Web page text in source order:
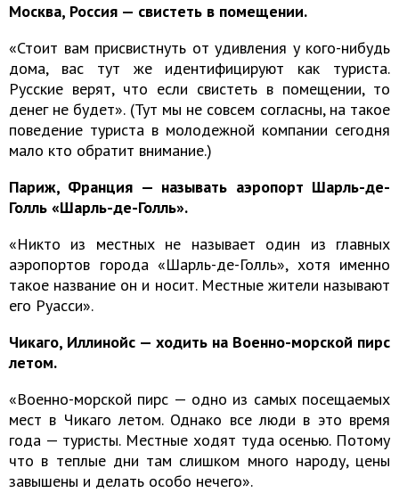
Москва, Россия — свистеть в помещении.
«Стоит вам присвистнуть от удивления у кого-нибудь
дома, вас тут же идентифицируют как туриста.
Русские верят, что если свистеть в помещении, то
денег не будет». (Тут мы не совсем согласны, на такое
поведение туриста в молодежной компании сегодня
мало кто обратит внимание.)
Париж, Франция — называть аэропорт Шарль-де-
Голль «Шарль-де-Голль».
«Никто из местных не называет один из главных
аэропортов города «Шарль-де-Голль», хотя именно
такое название он и носит. Местные жители называют
его Руасси».
Чикаго, Иллинойс — ходить на Военно-морской пирс
летом.
«Военно-морской пирс — одно из самых посещаемых
мест в Чикаго летом. Однако все люди в это время
года — туристы. Местные ходят туда осенью. Потому
что в теплые дни там слишком много народу, цены
завышены и делать особо нечего».